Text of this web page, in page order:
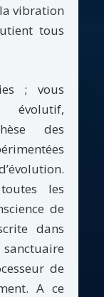
vibration
tous
; vous
des
les
de
dans
de
A ce